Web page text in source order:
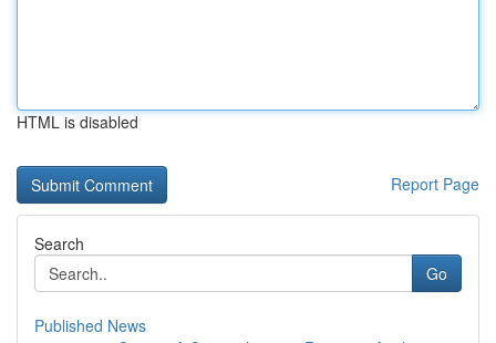
HTML is disabled
Report Page
Search
Go
Published News